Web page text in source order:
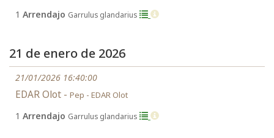
1 Arrendajo Garrulus glandarius
21 de enero de 2026
21/01/2026 16:40:00
EDAR Olot - Pep - EDAR Olot
1 Arrendajo Garrulus glandarius